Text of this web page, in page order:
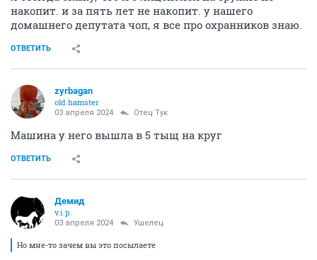
накопит. и за пять лет не накопит. у нашего
домашнего депутата чоп, я все про охранников знаю.
ОТВЕТИТЬ
zyrbagan
old hamster
03 апреля 2024 Отец Тук
Машина у него вышла в 5 тыщ на круг
ОТВЕТИТЬ
Демид
v.i.p.
03 апреля 2024 Ушелец
Но мне-то зачем вы это посылаете